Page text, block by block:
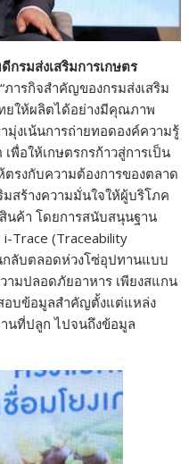
รมส่งเสริมการเกษตร
ภารกิจสำคัญของกรมส่งเสริม
ยให้ผลิตได้อย่างมีคุณภาพ
มุ่งเน้นการถ่ายทอดองค์ความรู้
พื่อให้เกษตรกรก้าวสู่การเป็น
รงกับความต้องการของตลาด
สร้างความมั่นใจให้ผู้บริโภค
ค้า โดยการสนับสนุนฐาน
Trace (Traceability
กลับตลอดห่วงโซ่อุปทานแบบ
ามปลอดภัยอาหาร เพียงสแกน
อบข้อมูลสำคัญตั้งแต่แหล่ง
นที่ปลูก ไปจนถึงข้อมูล